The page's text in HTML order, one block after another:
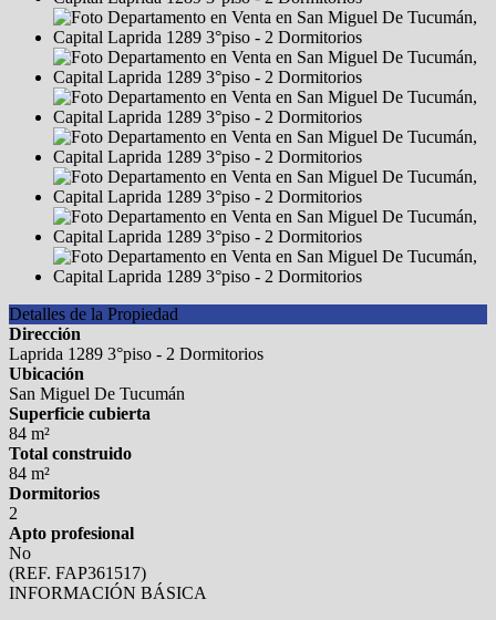
Detalles de la Propiedad
Dirección
Laprida 1289 3°piso - 2 Dormitorios
Ubicación
San Miguel De Tucumán
Superficie cubierta
84 m²
Total construido
84 m²
Dormitorios
2
Apto profesional
No
(REF. FAP361517)
INFORMACIÓN BÁSICA